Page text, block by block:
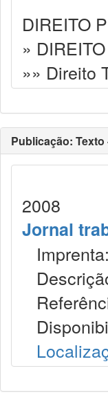
DIREITO
»
»» Direito
Publicação:
2008
Jornal